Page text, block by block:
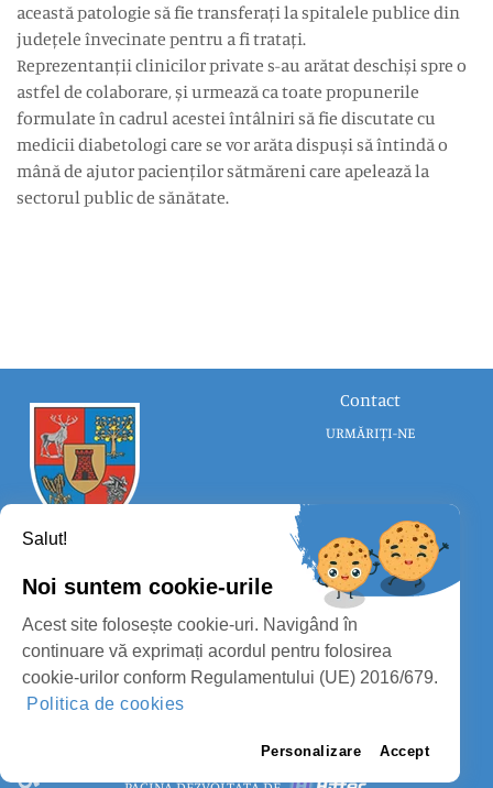
această patologie să fie transferați la spitalele publice din
județele învecinate pentru a fi tratați.
Reprezentanții clinicilor private s-au arătat deschiși spre o
astfel de colaborare, și urmează ca toate propunerile
formulate în cadrul acestei întâlniri să fie discutate cu
medicii diabetologi care se vor arăta dispuși să întindă o
mână de ajutor pacienților sătmăreni care apelează la
sectorul public de sănătate.
PROTECȚIA DATELOR PERSONALE
MASS-MEDIA
PAGINA VECHE
CONSILIUL JUDEȚEAN SATU MARE
Contact
URMĂRIȚI-NE
Salut!
Noi suntem cookie-urile
Acest site folosește cookie-uri. Navigând în
continuare vă exprimați acordul pentru folosirea
cookie-urilor conform Regulamentului (UE) 2016/679.
Politica de cookies
Personalizare Accept